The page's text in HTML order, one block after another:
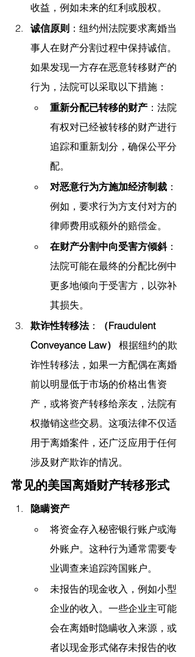
收益，例如未来的红利或股权。
诚信原则 ：纽约州法院要求离婚当
事人在财产分割过程中保持诚信。
如果发现一方存在恶意转移财产的
行为，法院可以采取以下措施：
重新分配已转移的财产 ：法院
有权对已经被转移的财产进行
追踪和重新划分，确保公平分
配。
对恶意行为方施加经济制裁 ：
例如，要求行为方支付对方的
律师费用或额外的赔偿金。
在财产分割中向受害方倾斜：
法院可能在最终的分配比例中
更多地倾向于受害方，以弥补
其损失。
欺诈性转移法：
（Fraudulent
Conveyance Law）
根据纽约的欺
诈性转移法，如果一方配偶在离婚
前以明显低于市场的价格出售资
产，或将资产转移给亲友，法院有
权撤销这些交易。这项法律不仅适
用于离婚案件，还广泛应用于任何
涉及财产欺诈的情况。
常见的美国离婚财产转移形式
隐瞒资产
将资金存入秘密银行账户或海
外账户。这种行为通常需要专
业调查来追踪跨国账户。
未报告的现金收入，例如小型
企业的收入。一些企业主可能
会在离婚时隐瞒收入来源，或
者以现金形式储存未报告的收